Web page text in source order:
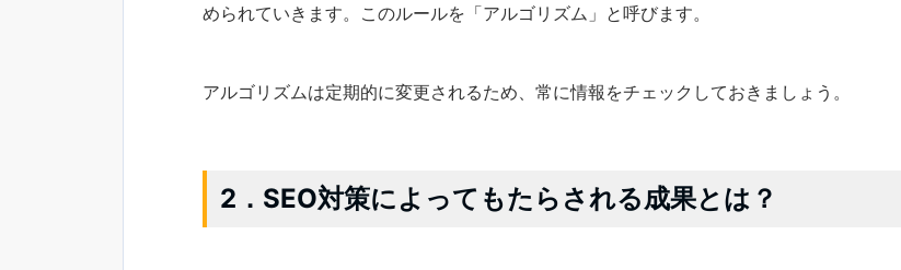
められていきます。このルールを「アルゴリズム」と呼びます。
アルゴリズムは定期的に変更されるため、常に情報をチェックしておきましょう。
2．SEO対策によってもたらされる成果とは？